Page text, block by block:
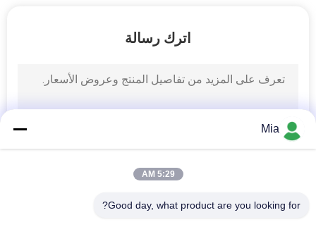
تغليف أغذية صفيح
21
اترك رسالة
Mia
5:29 AM
Good day, what product are you looking for?